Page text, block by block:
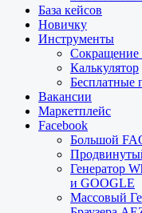
База кейсов
Новичку
Инструменты
Сокращение
Калькулятор
Бесплатные
Вакансии
Маркетплейс
Facebook
Большой
Генератор
и GOOGLE
Массовый